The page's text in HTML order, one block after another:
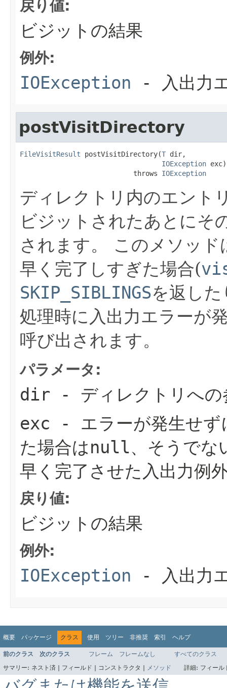
戻り値:
ビジットの結果
例外:
IOException - 入出力
postVisitDirectory
FileVisitResult postVisitDirectory(T dir,
IOException exc)
                            throws
IOException
ディレクトリ内のエント
ビジットされたあとにそ
されます。
このメソッド
早く完了しすぎた場合(
SKIP_SIBLINGSを返し
処理時に入出力エラーが
呼び出されます。
パラメータ:
dir - ディレクトリへの
exc - エラーが発生せず
た場合はnull、そうでな
早く完了させた入出力例
戻り値:
ビジットの結果
例外:
IOException - 入出力
概要 パッケージ クラス 使用 ツリー 非推奨 索引 ヘルプ
前のクラス 次のクラス フレーム フレームなし
すべてのクラス
サマリー: ネスト済 | フィールド | コンストラクタ | メソッド 詳細: フィー